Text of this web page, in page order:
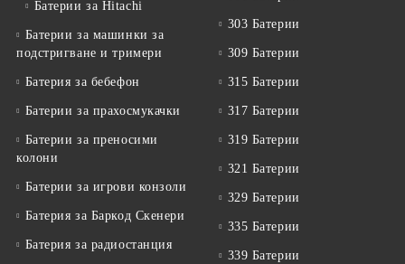
Батерии за Hitachi
Батерии за машинки за
подстригване и тримери
Батерия за бебефон
Батерии за прахосмукачки
Батерии за преносими
колони
Батерии за игрови конзоли
Батерия за Баркод Скенери
Батерия за радиостанция
303 Батерии
309 Батерии
315 Батерии
317 Батерии
319 Батерии
321 Батерии
329 Батерии
335 Батерии
339 Батерии